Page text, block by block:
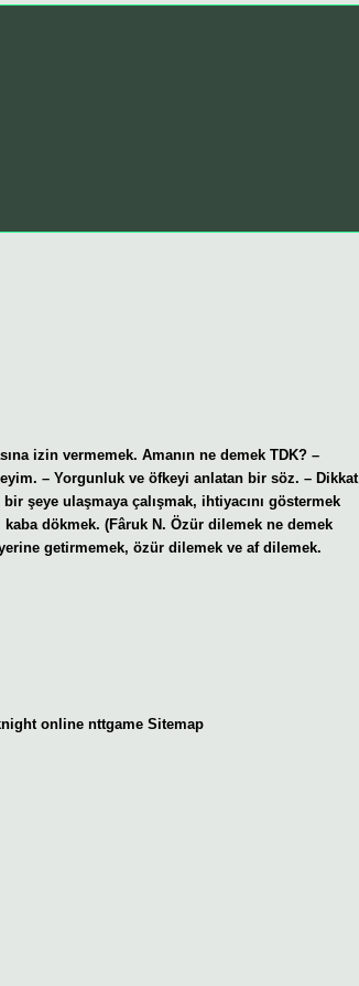
izin vermemek. Amanın ne demek TDK? –
– Yorgunluk ve öfkeyi anlatan bir söz. – Dikkat
şeye ulaşmaya çalışmak, ihtiyacını göstermek
dökmek. (Fâruk N. Özür dilemek ne demek
getirmemek, özür dilemek ve af dilemek.
online nttgame Sitemap